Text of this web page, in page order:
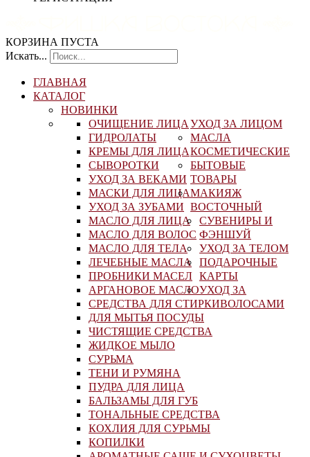
КОРЗИНА ПУСТА
Искать...
ГЛАВНАЯ
КАТАЛОГ
НОВИНКИ
УХОД ЗА ЛИЦОМ
ОЧИЩЕНИЕ ЛИЦА
ГИДРОЛАТЫ
КРЕМЫ ДЛЯ ЛИЦА
СЫВОРОТКИ
УХОД ЗА ВЕКАМИ
МАСКИ ДЛЯ ЛИЦА
УХОД ЗА ЗУБАМИ
МАСЛА
КОСМЕТИЧЕСКИЕ
МАСЛО ДЛЯ ЛИЦА
МАСЛО ДЛЯ ВОЛОС
МАСЛО ДЛЯ ТЕЛА
ЛЕЧЕБНЫЕ МАСЛА
ПРОБНИКИ МАСЕЛ
АРГАНОВОЕ МАСЛО
БЫТОВЫЕ
ТОВАРЫ
СРЕДСТВА ДЛЯ СТИРКИ
ДЛЯ МЫТЬЯ ПОСУДЫ
ЧИСТЯЩИЕ СРЕДСТВА
ЖИДКОЕ МЫЛО
МАКИЯЖ
ВОСТОЧНЫЙ
СУРЬМА
ТЕНИ И РУМЯНА
ПУДРА ДЛЯ ЛИЦА
БАЛЬЗАМЫ ДЛЯ ГУБ
ТОНАЛЬНЫЕ СРЕДСТВА
КОХЛИЯ ДЛЯ СУРЬМЫ
СУВЕНИРЫ И
ФЭНШУЙ
КОПИЛКИ
УХОД ЗА ТЕЛОМ
ПОДАРОЧНЫЕ
КАРТЫ
УХОД ЗА
ВОЛОСАМИ